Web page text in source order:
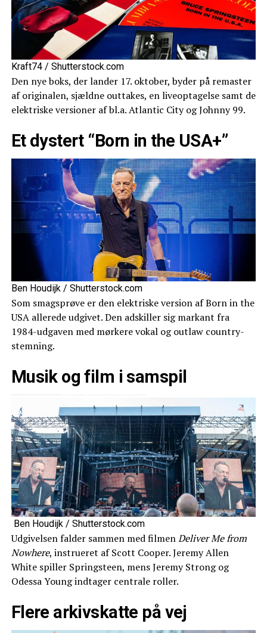
Kraft74 / Shutterstock.com
Den nye boks, der lander 17. oktober, byder på remaster
af originalen, sjældne outtakes, en liveoptagelse samt de
elektriske versioner af bl.a. Atlantic City og Johnny 99.
Et dystert “Born in the USA+”
Ben Houdijk / Shutterstock.com
Som smagsprøve er den elektriske version af Born in the
USA allerede udgivet. Den adskiller sig markant fra
1984-udgaven med mørkere vokal og outlaw country-
stemning.
Musik og film i samspil
Ben Houdijk / Shutterstock.com
Udgivelsen falder sammen med filmenDeliver Me from
Nowhere, instrueret af Scott Cooper. Jeremy Allen
White spiller Springsteen, mens Jeremy Strong og
Odessa Young indtager centrale roller.
Flere arkivskatte på vej